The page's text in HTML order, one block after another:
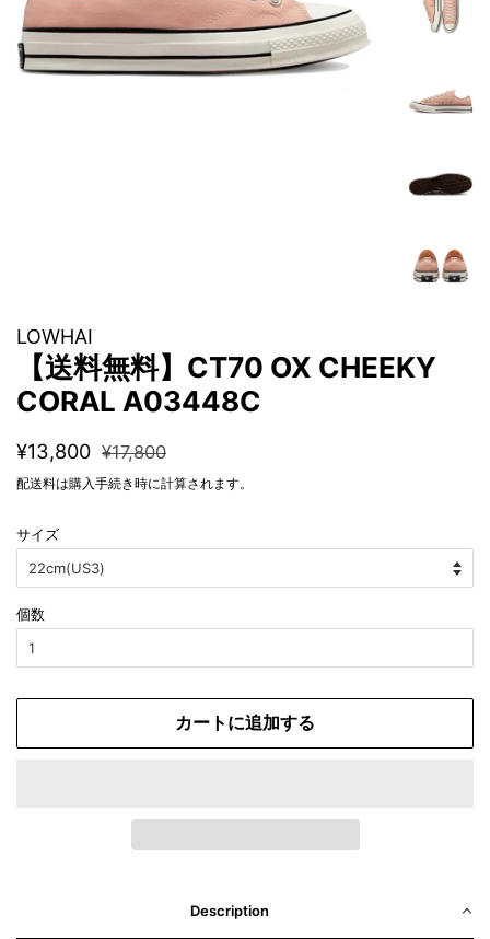
LOWHAI
【送料無料】CT70 OX CHEEKY
CORAL A03448C
通
価
¥13,800
販
価
¥17,800
配送料は購入手続き時に計算されます。
サイズ
個数
カートに追加する
Description